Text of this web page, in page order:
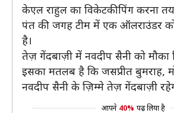
केएल राहुल का विकेटकीपिंग करना
पंत की जगह टीम में एक ऑलराउंडर को
है।
तेज़ गेंदबाज़ी में नवदीप सैनी को मौका
इसका मतलब है कि जसप्रीत बुमराह,
नवदीप सैनी के ज़िम्मे तेज़ गेंदबाज़ी
आपने 40% पढ़ लिया है